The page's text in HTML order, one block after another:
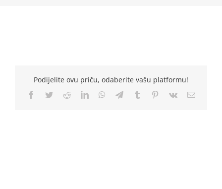
Podijelite ovu priču, odaberite vašu platformu!
Facebook
TwitterRedditLinkedInWhatsApp
TelegramTumblr Pinterest
Vk Email